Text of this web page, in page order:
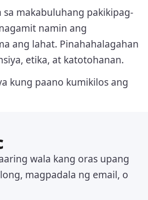
makabuluhang pakikipag-
namin ang
ang lahat. Pinahahalagahan
etika, at katotohanan.
kung paano kumikilos ang
wala kang oras upang
magpadala ng email, o